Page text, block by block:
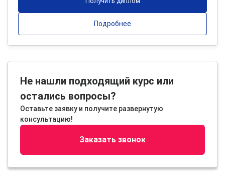
Подробнее
Не нашли подходящий курс или
остались вопросы?
Оставьте заявку и получите развернутую
консультацию!
Заказать звонок